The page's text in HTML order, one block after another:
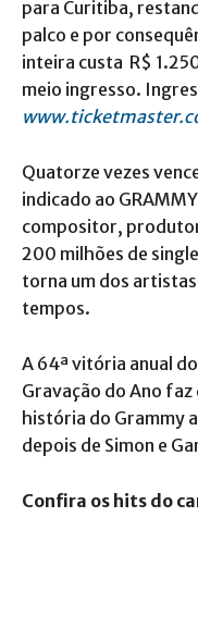
para Curitiba,
palco e por
inteira custa R$
meio ingresso.
Quatorze vezes
indicado ao
compositor, produtor
200 milhões de
torna um dos
tempos.
A 64ª vitória anual
Gravação do Ano
história do Grammy
depois de Simon e
Confira os hits do